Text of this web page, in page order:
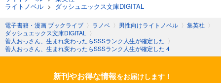
ライトノベル > ダッシュエックス文庫DIGITAL
電子書籍・漫画 ブックライブ 〉 ラノベ 〉 男性向けライトノベル 〉 集英社 〉
ダッシュエックス文庫DIGITAL
〉
善人おっさん、生まれ変わったらSSSランク人生が確定した 〉
善人おっさん、生まれ変わったらSSSランク人生が確定した 4
新刊やお得な情報をお届けします！